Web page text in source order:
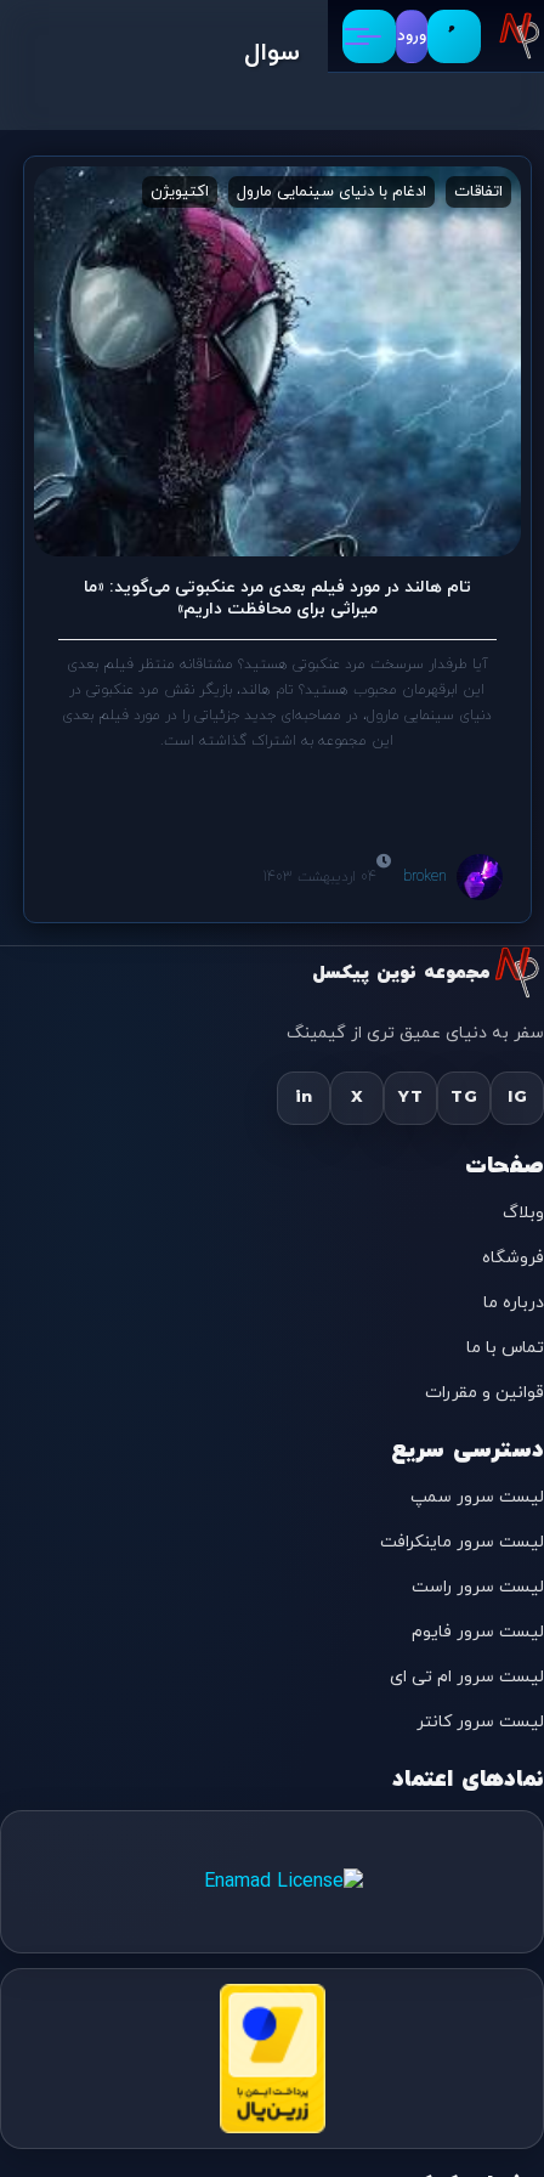
ورود سوال
اتفاقات ادغام با دنیای سینمایی مارول اکتیویژن اینسامنیاک گیمز
تام هالند در مورد فیلم بعدی مرد عنکبوتی می‌گوید: «ما
میراثی برای محافظت داریم»
آیا طرفدار سرسخت مرد عنکبوتی هستید؟ مشتاقانه منتظر فیلم بعدی
این ابرقهرمان محبوب هستید؟ تام هالند، بازیگر نقش مرد عنکبوتی در
دنیای سینمایی مارول، در مصاحبه‌ای جدید جزئیاتی را در مورد فیلم بعدی
این مجموعه به اشتراک گذاشته است.
broken 04 اردیبهشت 1403
مجموعه نوین پیکسل
سفر به دنیای عمیق تری از گیمینگ
IG
TG
YT
X
in
صفحات
وبلاگ
فروشگاه
درباره ما
تماس با ما
قوانین و مقررات
دسترسی سریع
لیست سرور سمپ
لیست سرور ماینکرافت
لیست سرور راست
لیست سرور فایوم
لیست سرور ام تی ای
لیست سرور کانتر
نمادهای اعتماد